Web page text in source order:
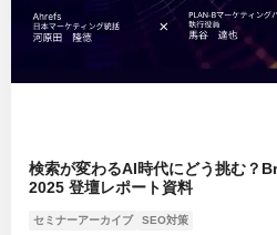
検索が変わるAI時代にどう挑む？
2025 登壇レポート資料
セミナーアーカイブ SEO対策